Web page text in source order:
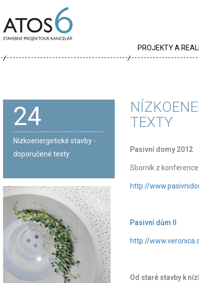
6
PROJEKTY A
ARCHÍV
24
Nízkoenergetické stavby -
doporučené texty
TEXTY
Pasivní domy 2012
Sborník z konference
http://
Pasivní dům II
http://
Od staré stavby k